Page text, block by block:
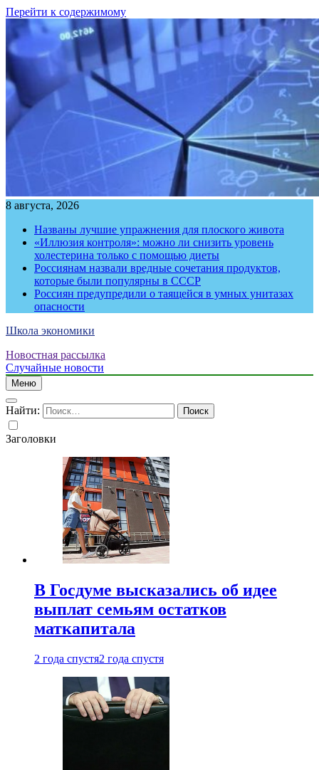
Перейти к содержимому
8 августа, 2026
Названы лучшие упражнения для плоского живота
«Иллюзия контроля»: можно ли снизить уровень
холестерина только с помощью диеты
Россиянам назвали вредные сочетания продуктов,
которые были популярны в СССР
Россиян предупредили о таящейся в умных унитазах
опасности
Школа экономики
Новостная рассылка
Случайные новости
Меню
Найти:
Заголовки
В Госдуме высказались об идее
выплат семьям остатков
маткапитала
2 года спустя2 года спустя